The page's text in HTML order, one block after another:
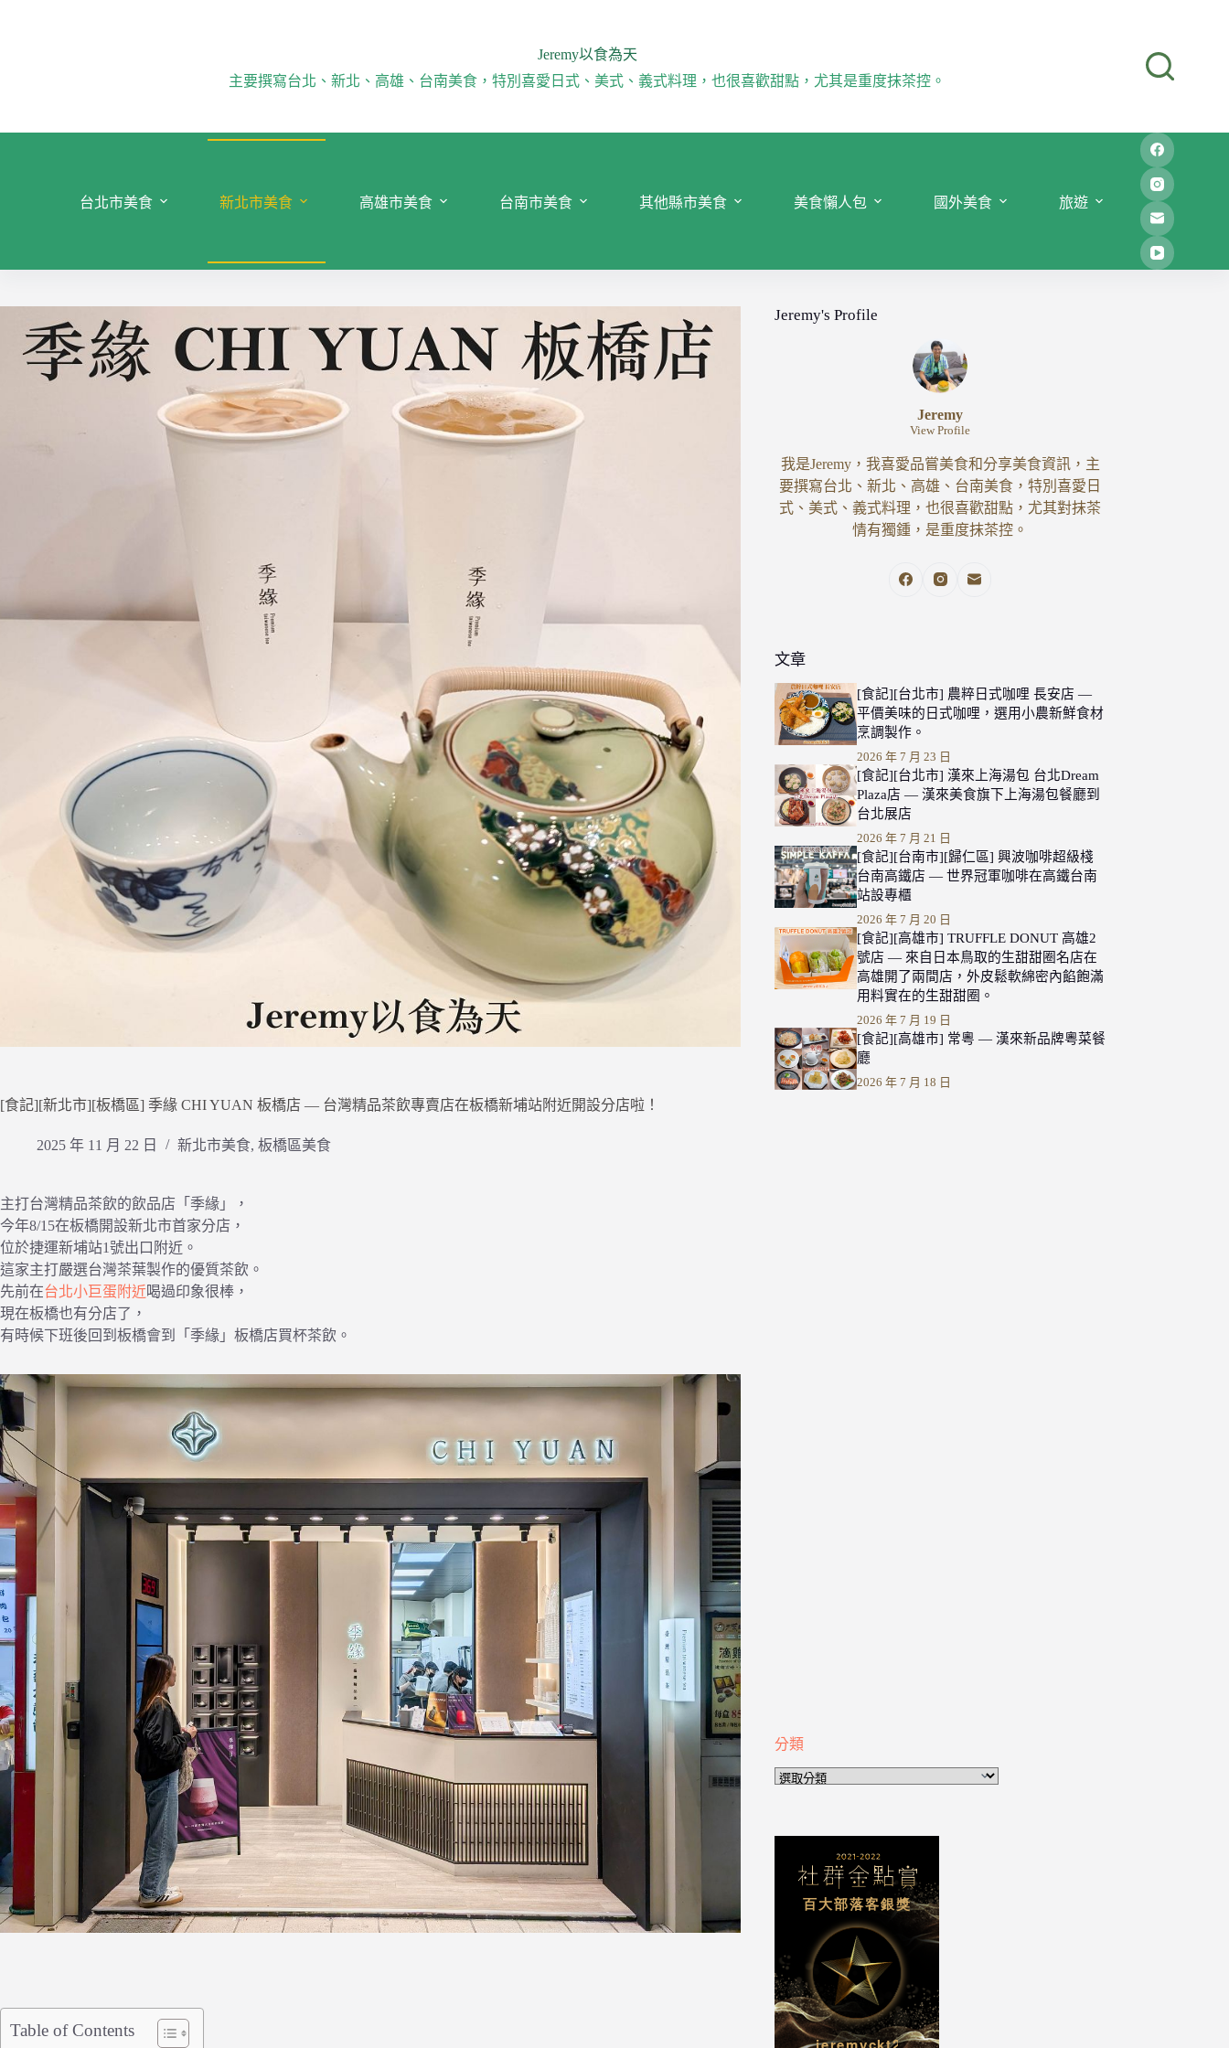
Jeremy以食為天
主要撰寫台北、新北、高雄、台南美食，特別喜愛日式、美式、義式料理，也很喜歡甜點，尤其是重度抹茶控。
台北市美食 新北市美食 高雄市美食 台南市美食 其他縣市美食 美食懶人包 國外美食 旅遊
[食記][新北市][板橋區] 季緣 CHI YUAN 板橋店 — 台灣精品茶飲專賣店在板橋新埔站附近開設分店啦！
2025 年 11 月 22 日 新北市美食, 板橋區美食
主打台灣精品茶飲的飲品店「季緣」，
今年8/15在板橋開設新北市首家分店，
位於捷運新埔站1號出口附近。
這家主打嚴選台灣茶葉製作的優質茶飲。
先前在台北小巨蛋附近喝過印象很棒，
現在板橋也有分店了，
有時候下班後回到板橋會到「季緣」板橋店買杯茶飲。
Table of Contents
Jeremy's Profile
Jeremy
View Profile
我是Jeremy，我喜愛品嘗美食和分享美食資訊，主
要撰寫台北、新北、高雄、台南美食，特別喜愛日
式、美式、義式料理，也很喜歡甜點，尤其對抹茶
情有獨鍾，是重度抹茶控。
文章
[食記][台北市] 農粹日式咖哩 長安店 —
平價美味的日式咖哩，選用小農新鮮食材
烹調製作。
2026 年 7 月 23 日
[食記][台北市] 漢來上海湯包 台北Dream
Plaza店 — 漢來美食旗下上海湯包餐廳到
台北展店
2026 年 7 月 21 日
[食記][台南市][歸仁區] 興波咖啡超級棧
台南高鐵店 — 世界冠軍咖啡在高鐵台南
站設專櫃
2026 年 7 月 20 日
[食記][高雄市] TRUFFLE DONUT 高雄2
號店 — 來自日本鳥取的生甜甜圈名店在
高雄開了兩間店，外皮鬆軟綿密內餡飽滿
用料實在的生甜甜圈。
2026 年 7 月 19 日
[食記][高雄市] 常粵 — 漢來新品牌粵菜餐
廳
2026 年 7 月 18 日
分類
分